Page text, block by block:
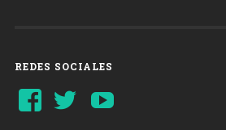
REDES SOCIALES
Ver
perfil
Ver
perfil